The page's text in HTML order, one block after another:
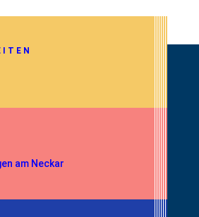
am Neckar